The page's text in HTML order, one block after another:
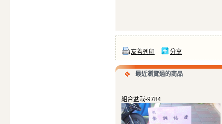
友善列印 分享
最近瀏覽過的商品
組合盆栽-9784